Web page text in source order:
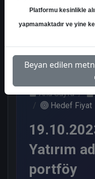
5
Ana Sayfa
Hedef Fiyat
Yatırım
portföy
Platformu kesinlikle
yapmamaktadır ve yine
Beyan edilen metni